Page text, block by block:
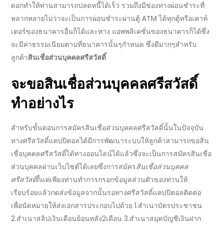
ดอกทำให้ท่านสามารถปลดหนี้ได้เร็ว รวมถึงมีช่องทางผ่อนชำระที่
หลากหลายไม่ว่าจะเป็นการผ่อนชำระผ่านตู้ ATM ได้ทุกตู้หรือเคาท์
เตอร์ของธนาคารอื่นก็ได้และทาง แอพพลิเคชั่นของธนาคารก็ได้ซึ่ง
จะมีค่าธรรมเนียมตามที่ธนาคารนั้นๆกำหนด ซึ่งดีมากๆสำหรับ
ลูกค้าสินเชื่อส่วนบุคคลศรีสวัสดิ์
จะขอสินเชื่อส่วนบุคคลศรีสวัสดิ์
ทำอย่างไร
สำหรับขั้นตอนการสมัครสินเชื่อส่วนบุคคลศรีสวัสดิ์นั้นในปัจจุบัน
ทางศรีสวัสดิ์แคปปิตอลได้มีการพัฒนาระบบให้ลูกค้าสามารถขอสิน
เชื่อบุคคลศรีสวัสดิ์ได้ทางออนไลน์ได้แล้วซึ่งจะเป็นการสมัครสินเชื่อ
ส่วนบุคคลผ่านเว็บไซต์ได้เลยซึ่งการสมัครสินเชื่อส่วนบุคคล
ศรีสวัสดิ์ก็แค่เพียงท่านทำการกรอกข้อมูลส่วนตัวของท่านให้
เรียบร้อยแล้วกดส่งข้อมูลจากนั้นรอทางศรีสวัสดิ์แคปปิตอลติดต่อ
เพื่อนัดหมายให้ส่งเอกสารประกอบไปด้วย 1.สำเนาบัตรประชาชน
2.สำเนาสลิปเงินเดือนย้อนหลัง2เดือน 3.สำเนาสมุดบัญชีเงินฝาก